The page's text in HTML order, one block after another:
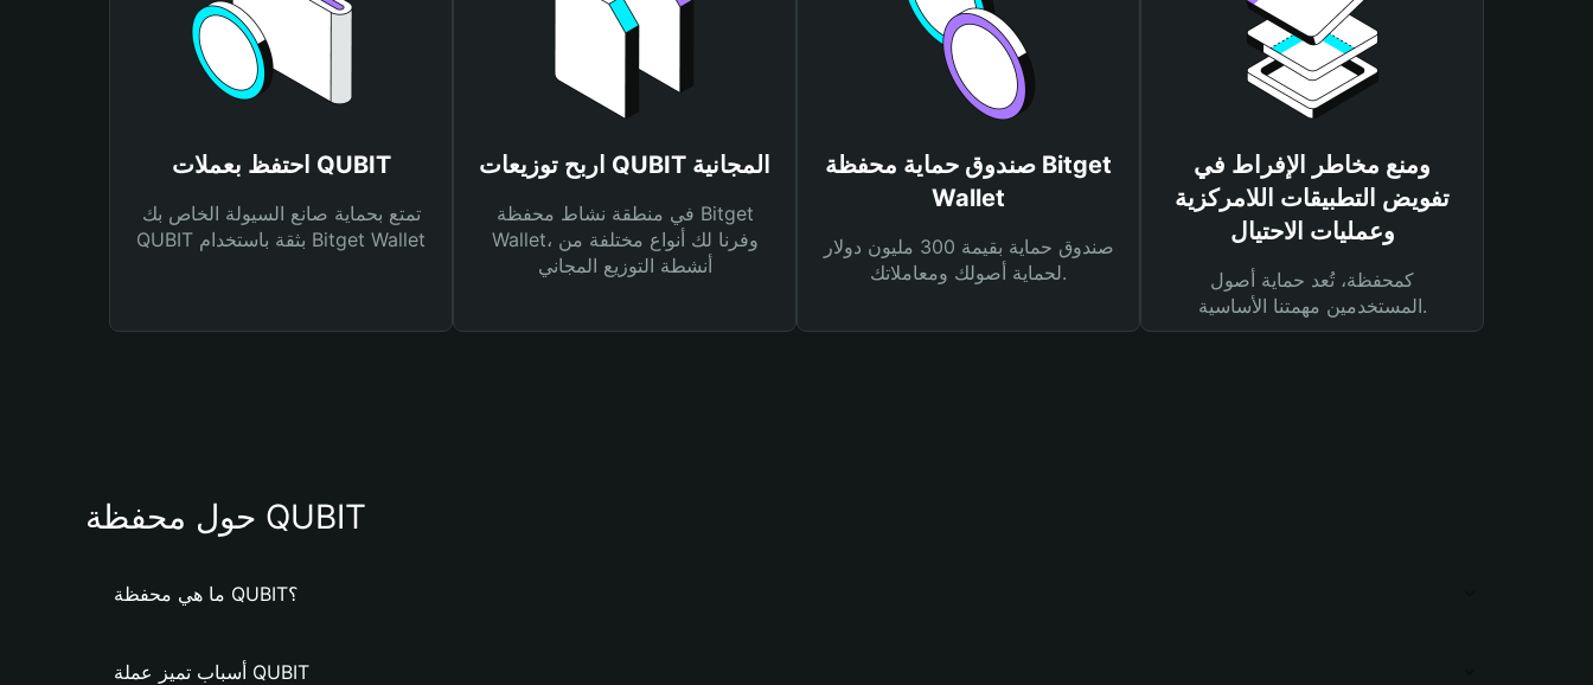
احتفظ بعملات QUBIT
تمتع بحماية صانع السيولة الخاص بك
QUBIT بثقة باستخدام Bitget Wallet
اربح توزيعات QUBIT المجانية
في منطقة نشاط محفظة Bitget
Wallet، وفرنا لك أنواع مختلفة من
أنشطة التوزيع المجاني
صندوق حماية محفظة Bitget
Wallet
صندوق حماية بقيمة 300 مليون دولار
لحماية أصولك ومعاملاتك.
ومنع مخاطر الإفراط في
تفويض التطبيقات اللامركزية
وعمليات الاحتيال
كمحفظة، تُعد حماية أصول
المستخدمين مهمتنا الأساسية.
حول محفظة QUBIT
ما هي محفظة QUBIT؟
أسباب تميز عملة QUBIT